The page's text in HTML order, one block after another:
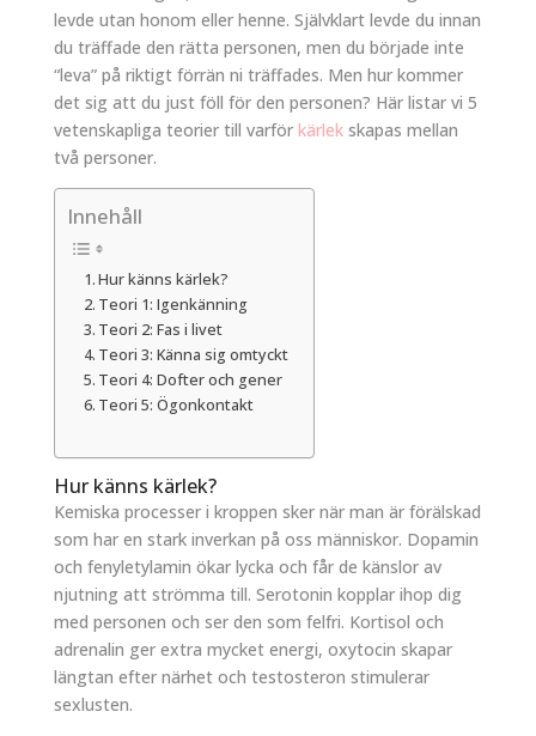
levde utan honom eller henne. Självklart levde du innan
du träffade den rätta personen, men du började inte
“leva” på riktigt förrän ni träffades. Men hur kommer
det sig att du just föll för den personen? Här listar vi 5
vetenskapliga teorier till varför kärlekskapas mellan
två personer.
Innehåll
Hur känns kärlek?
Teori 1: Igenkänning
Teori 2: Fas i livet
Teori 3: Känna sig omtyckt
Teori 4: Dofter och gener
Teori 5: Ögonkontakt
Hur känns kärlek?
Kemiska processer i kroppen sker när man är förälskad
som har en stark inverkan på oss människor. Dopamin
och fenyletylamin ökar lycka och får de känslor av
njutning att strömma till. Serotonin kopplar ihop dig
med personen och ser den som felfri. Kortisol och
adrenalin ger extra mycket energi, oxytocin skapar
längtan efter närhet och testosteron stimulerar
sexlusten.